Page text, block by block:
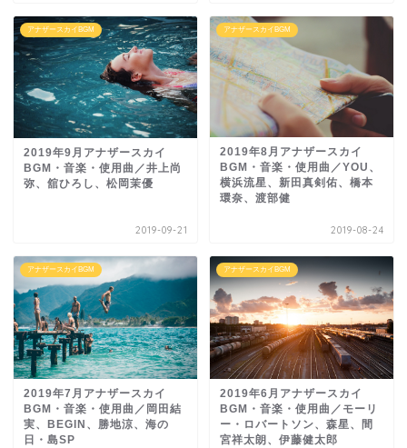
アナザースカイBGM
2019年9月アナザースカイ
BGM・音楽・使用曲／井上尚
弥、舘ひろし、松岡茉優
2019-09-21
アナザースカイBGM
2019年8月アナザースカイ
BGM・音楽・使用曲／YOU、
横浜流星、新田真剣佑、橋本
環奈、渡部健
2019-08-24
アナザースカイBGM
2019年7月アナザースカイ
BGM・音楽・使用曲／岡田結
実、BEGIN、勝地涼、海の
日・島SP
アナザースカイBGM
2019年6月アナザースカイ
BGM・音楽・使用曲／モーリ
ー・ロバートソン、森星、間
宮祥太朗、伊藤健太郎